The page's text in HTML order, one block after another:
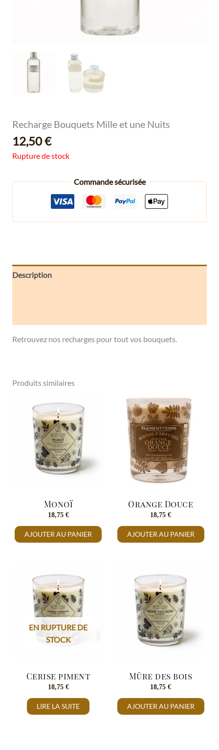
Recharge Bouquets Mille et une Nuits
12,50€
Rupture de stock
Commande sécurisée
Description
Retrouvez nos recharges pour tout vos bouquets.
Produits similaires
Monoï
18,75 €
AJOUTER AU PANIER
Orange Douce
18,75€
AJOUTER AU PANIER
EN RUPTURE DE
STOCK
Cerise piment
18,75 €
LIRE LA SUITE
Mûre des bois
18,75€
AJOUTER AU PANIER